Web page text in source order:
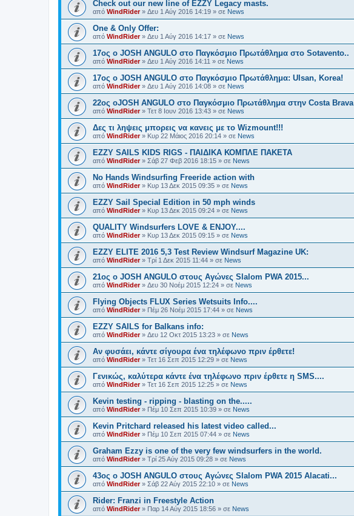
Check out our new line of EZZY Legacy masts.
από WindRider» Δευ 1 Αύγ 2016 14:19 » σε News
One & Only Offer:
από WindRider» Δευ 1 Αύγ 2016 14:17 » σε News
17ος ο JOSH ANGULO στο Παγκόσμιο Πρωτάθλημα στο Sotavento..
από WindRider» Δευ 1 Αύγ 2016 14:11 » σε News
17ος ο JOSH ANGULO στο Παγκόσμιο Πρωτάθλημα: Ulsan, Korea!
από WindRider» Δευ 1 Αύγ 2016 14:08 » σε News
22ος οJOSH ANGULO στο Παγκόσμιο Πρωτάθλημα στην Costa Brava
από WindRider» Τετ 8 Ιουν 2016 13:43 » σε News
Δες τι ληψεις μπορεις να κανεις με το Wizmount!!!
από WindRider» Κυρ 22 Μάιος 2016 20:14 » σε News
EZZY SAILS KIDS RIGS - ΠΑΙΔΙΚΑ ΚΟΜΠΛΕ ΠΑΚΕΤΑ
από WindRider» Σάβ 27 Φεβ 2016 18:15 » σε News
No Hands Windsurfing Freeride action with
από WindRider» Κυρ 13 Δεκ 2015 09:35 » σε News
EZZY Sail Special Edition in 50 mph winds
από WindRider» Κυρ 13 Δεκ 2015 09:24 » σε News
QUALITY Windsurfers LOVE & ENJOY....
από WindRider» Κυρ 13 Δεκ 2015 09:15 » σε News
EZZY ELITE 2016 5,3 Test Review Windsurf Magazine UK:
από WindRider» Τρί 1 Δεκ 2015 11:44 » σε News
21oς ο JOSH ANGULO στους Αγώνες Slalom PWA 2015...
από WindRider» Δευ 30 Νοέμ 2015 12:24 » σε News
Flying Objects FLUX Series Wetsuits Info....
από WindRider» Πέμ 26 Νοέμ 2015 17:44 » σε News
EZZY SAILS for Balkans info:
από WindRider» Δευ 12 Οκτ 2015 13:23 » σε News
Αν φυσάει, κάντε σίγουρα ένα τηλέφωνο πριν έρθετε!
από WindRider» Τετ 16 Σεπ 2015 12:29 » σε News
Γενικώς, καλύτερα κάντε ένα τηλέφωνο πριν έρθετε η SMS....
από WindRider» Τετ 16 Σεπ 2015 12:25 » σε News
Kevin testing - ripping - blasting on the.....
από WindRider» Πέμ 10 Σεπ 2015 10:39 » σε News
Kevin Pritchard released his latest video called...
από WindRider» Πέμ 10 Σεπ 2015 07:44 » σε News
Graham Ezzy is one of the very few windsurfers in the world.
από WindRider» Τρί 25 Αύγ 2015 09:28 » σε News
43oς ο JOSH ANGULO στους Αγώνες Slalom PWA 2015 Alacati...
από WindRider» Σάβ 22 Αύγ 2015 22:10 » σε News
Rider: Franzi in Freestyle Action
από WindRider» Παρ 14 Αύγ 2015 18:56 » σε News